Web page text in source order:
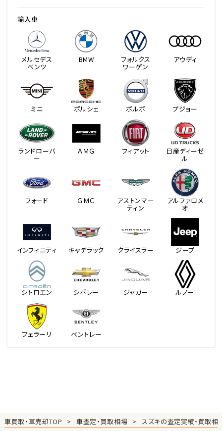
輸入車
メルセデス
ベンツ
BMW フォルクス
ワーゲン
アウディ
ミニ ポルシェ ボルボ プジョー
ランドローバ
ー
ＡＭＧ フィアット 日産ディーゼ
ル
フォード ＧＭＣ アストンマー
ティン
アルファロメ
オ
インフィニティ キャデラック クライスラー ジープ
シトロエン シボレー ジャガー ルノー
フェラーリ ベントレー
車買取・車売却TOP 車査定・買取相場 スズキの査定実績・買取相